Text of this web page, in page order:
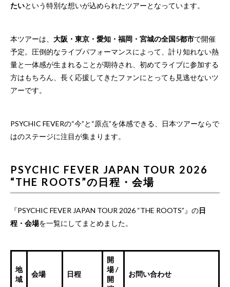
たいという特別な想いが込められたツアーとなっています。
本ツアーは、 大阪・東京・愛知・福岡・宮城の全国5都市で開催
予定。圧倒的なライブパフォーマンスによって、計り知れない熱
量と一体感が生まれることが期待され、初めてライブに参加する
方はもちろん、長く応援してきたファンにとっても見逃せないツ
アーです。
PSYCHIC FEVERの“今”と“原点”を体感できる、日本ツアーならで
はのステージに注目が集まります。
PSYCHIC FEVER JAPAN TOUR 2026
“THE ROOTS”の日程・会場
『PSYCHIC FEVER JAPAN TOUR 2026 “THE ROOTS”』の日
程・会場を一覧にしてまとめました。
地
域
会場 日程
開
場 /
開
お問い合わせ